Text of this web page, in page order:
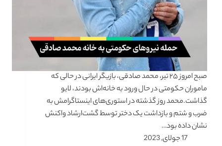
صبح امروز ۲۵ تیر، محمد صادقی، بازیگر ایرانی در حالی که
ماموران حکومتی در حال ورود به خانه‌اش بودند، لایو
گذاشت.محمد روز گذشته در استوری‌های اینستاگرامش به
ضرب و شتم و بازداشت یک دختر توسط گشت‌ارشاد واکنش
نشان داده بود…
17 جولای, 2023